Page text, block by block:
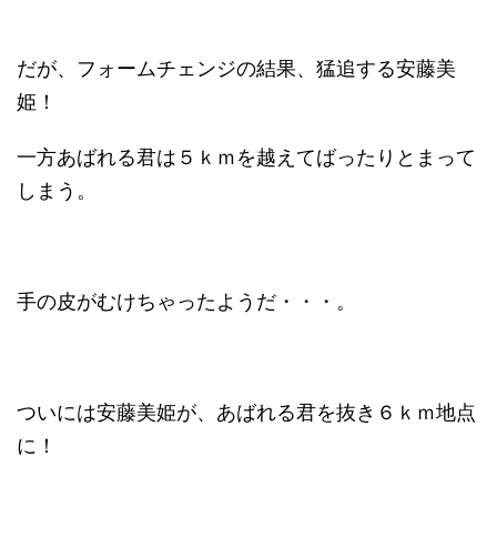
だが、フォームチェンジの結果、猛追する安藤美
姫！
一方あばれる君は５ｋｍを越えてばったりとまって
しまう。
手の皮がむけちゃったようだ・・・。
ついには安藤美姫が、あばれる君を抜き６ｋｍ地点
に！